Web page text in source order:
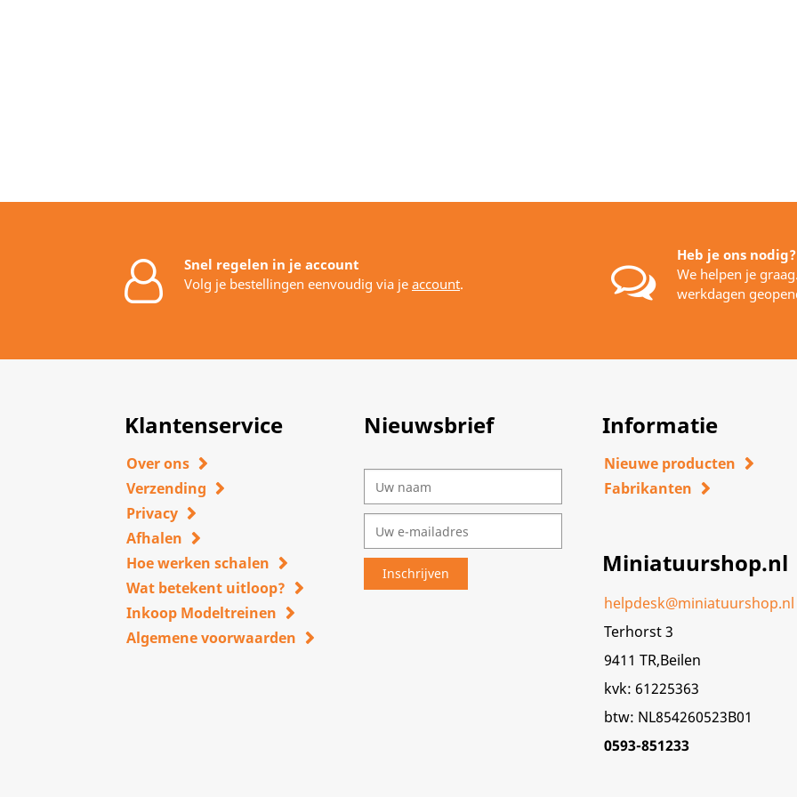
Snel regelen in je account
Volg je bestellingen eenvoudig via je account.
Heb je ons nodig?
We helpen je graag.
werkdagen
Klantenservice
Over ons
Verzending
Privacy
Afhalen
Hoe werken schalen
Wat betekent uitloop?
Inkoop Modeltreinen
Algemene voorwaarden
Nieuwsbrief Informatie
Nieuwe producten
Fabrikanten
Miniatuurshop.nl
helpdesk@miniatuurshop.nl
Terhorst 3
9411 TR,Beilen
kvk: 61225363
btw: NL854260523B01
0593-851233